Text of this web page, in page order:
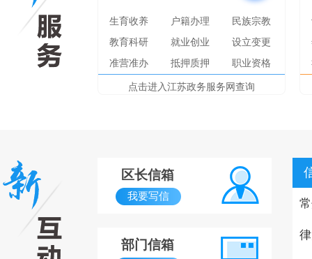
生育收养 户籍办理
民族宗教
教育科研
就业创业
设立变更
准营准办
抵押质押 职业资格
点击进入江苏政务服务网查询
区长信箱
我要写信
部门信箱